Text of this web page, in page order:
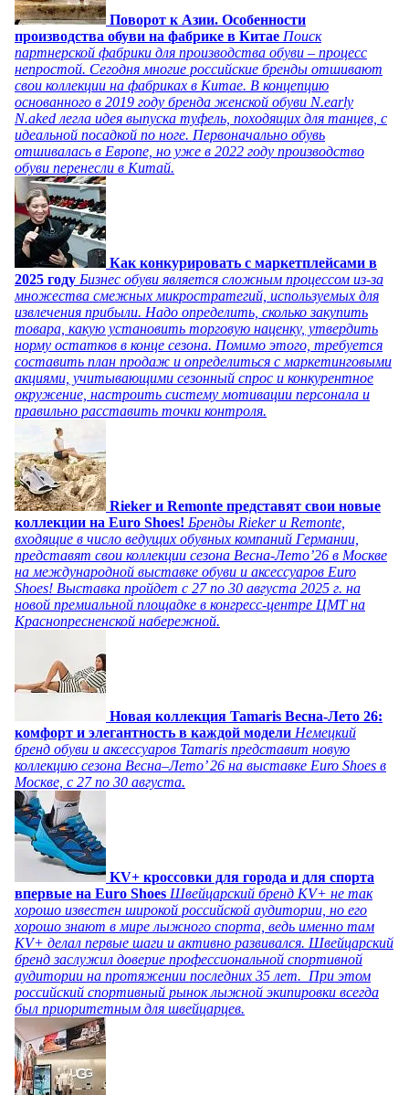
Поворот к Азии. Особенности
производства обуви на фабрике в Китае Поиск
партнерской фабрики для производства обуви – процесс
непростой. Сегодня многие российские бренды отшивают
свои коллекции на фабриках в Китае. В концепцию
основанного в 2019 году бренда женской обуви N.early
N.aked легла идея выпуска туфель, походящих для танцев, с
идеальной посадкой по ноге. Первоначально обувь
отшивалась в Европе, но уже в 2022 году производство
обуви перенесли в Китай.
Как конкурировать с маркетплейсами в
2025 году Бизнес обуви является сложным процессом из-за
множества смежных микростратегий, используемых для
извлечения прибыли. Надо определить, сколько закупить
товара, какую установить торговую наценку, утвердить
норму остатков в конце сезона. Помимо этого, требуется
составить план продаж и определиться с маркетинговыми
акциями, учитывающими сезонный спрос и конкурентное
окружение, настроить систему мотивации персонала и
правильно расставить точки контроля.
Rieker и Remonte представят свои новые
коллекции на Euro Shoes! Бренды Rieker и Remonte,
входящие в число ведущих обувных компаний Германии,
представят свои коллекции сезона Весна-Лето’26 в Москве
на международной выставке обуви и аксессуаров Euro
Shoes! Выставка пройдет c 27 по 30 августа 2025 г. на
новой премиальной площадке в конгресс-центре ЦМТ на
Краснопресненской набережной.
Новая коллекция Tamaris Весна-Лето 26:
комфорт и элегантность в каждой модели Немецкий
бренд обуви и аксессуаров Tamaris представит новую
коллекцию сезона Весна–Лето’ 26 на выставке Euro Shoes в
Москве, с 27 по 30 августа.
KV+ кроссовки для города и для спорта
впервые на Euro Shoes Швейцарский бренд KV+ не так
хорошо известен широкой российской аудитории, но его
хорошо знают в мире лыжного спорта, ведь именно там
KV+ делал первые шаги и активно развивался. Швейцарский
бренд заслужил доверие профессиональной спортивной
аудитории на протяжении последних 35 лет. При этом
российский спортивный рынок лыжной экипировки всегда
был приоритетным для швейцарцев.